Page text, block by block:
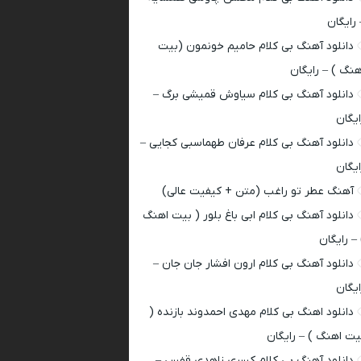
رایگان
دانلود آهنگ بی کلام حامیم خونمون (بیت
) – رایگان
دانلود آهنگ بی کلام سیاوش قمیشی برگ –
دانلود آهنگ بی کلام عرفان طهماسبی کجایی –
آهنگ عطر تو راغب (متن + کیفیت عالی)
دانلود آهنگ بی کلام ابی باغ بلور ( بیت اهنگ
– رایگان
دانلود آهنگ بی کلام ارون افشار جان جان –
دانلود اهنگ بی کلام مهدی احمدوند بازنده (
اهنگ ) – رایگان